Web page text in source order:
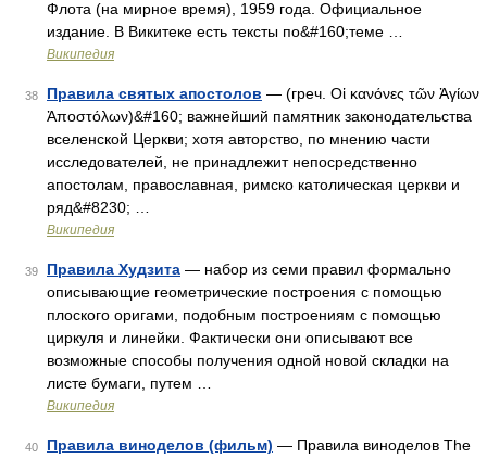
Флота (на мирное время), 1959 года. Официальное
издание. В Викитеке есть тексты по&#160;теме …
Википедия
38 Правила святых апостолов — (греч. Οἱ κανόνες τῶν Ἁγίων
Ἀποστόλων)&#160; важнейший памятник законодательства
вселенской Церкви; хотя авторство, по мнению части
исследователей, не принадлежит непосредственно
апостолам, православная, римско католическая церкви и
ряд&#8230; …
Википедия
39 Правила Худзита — набор из семи правил формально
описывающие геометрические построения с помощью
плоского оригами, подобным построениям с помощью
циркуля и линейки. Фактически они описывают все
возможные способы получения одной новой складки на
листе бумаги, путем …
Википедия
40 Правила виноделов (фильм) — Правила виноделов The